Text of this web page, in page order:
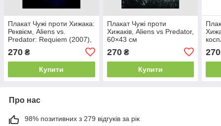
Плакат Чужі проти Хижака:
Реквієм, Aliens vs.
Predator: Requiem (2007),
270 ₴
Купити
Плакат Чужі проти
Хижаків, Aliens vs Predator,
60×43 см
270₴
Купити
270
Про нас
98% позитивних з 279 відгуків за рік